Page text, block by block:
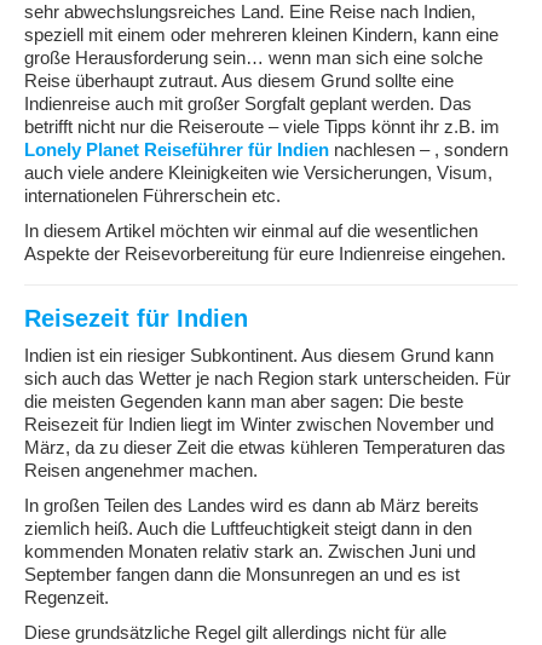
sehr abwechslungsreiches Land. Eine Reise nach Indien,
speziell mit einem oder mehreren kleinen Kindern, kann eine
große Herausforderung sein… wenn man sich eine solche
Reise überhaupt zutraut. Aus diesem Grund sollte eine
Indienreise auch mit großer Sorgfalt geplant werden. Das
betrifft nicht nur die Reiseroute – viele Tipps könnt ihr z.B. im
Lonely Planet Reiseführer für Indien nachlesen – , sondern
auch viele andere Kleinigkeiten wie Versicherungen, Visum,
internationelen Führerschein etc.
In diesem Artikel möchten wir einmal auf die wesentlichen
Aspekte der Reisevorbereitung für eure Indienreise eingehen.
Reisezeit für Indien
Indien ist ein riesiger Subkontinent. Aus diesem Grund kann
sich auch das Wetter je nach Region stark unterscheiden. Für
die meisten Gegenden kann man aber sagen: Die beste
Reisezeit für Indien liegt im Winter zwischen November und
März, da zu dieser Zeit die etwas kühleren Temperaturen das
Reisen angenehmer machen.
In großen Teilen des Landes wird es dann ab März bereits
ziemlich heiß. Auch die Luftfeuchtigkeit steigt dann in den
kommenden Monaten relativ stark an. Zwischen Juni und
September fangen dann die Monsunregen an und es ist
Regenzeit.
Diese grundsätzliche Regel gilt allerdings nicht für alle